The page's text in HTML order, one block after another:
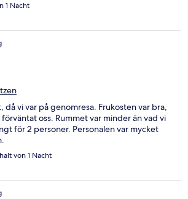
1 Nacht
då vi var på genomresa. Frukosten var bra,
oss. Rummet var minder än vad vi
för 2 personer. Personalen var mycket
von 1 Nacht